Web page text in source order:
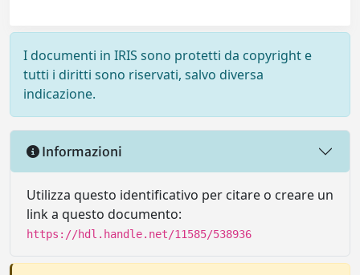
I documenti in IRIS sono protetti da copyright e
tutti i diritti sono riservati, salvo diversa
indicazione.
Informazioni
Utilizza questo identificativo per citare o creare un
link a questo documento:
https://hdl.handle.net/11585/538936